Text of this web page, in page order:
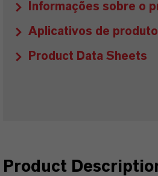
Informações sobre o
Aplicativos de
Product Data Sheets
Product